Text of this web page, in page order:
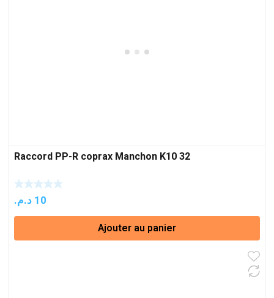
Raccord PP-R coprax Manchon K10 32
10 د.م.
Ajouter au panier